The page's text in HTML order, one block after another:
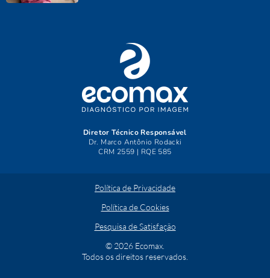
Diretor Técnico Responsável
Dr. Marco Antônio Rodacki
CRM 2559 | RQE 585
Política de Privacidade
Política de Cookies
Pesquisa de Satisfação
© 2026 Ecomax.
Todos os direitos reservados.